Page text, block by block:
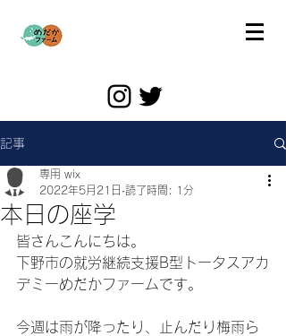
記事
本日の座学
専用 wix
2022年5月21日 読了時間: 1分
皆さんこんにちは。
下野市の就労継続支援B型トータスアカ
デミーめだかファームです。
今週は雨が降ったり、止んだり梅雨ら